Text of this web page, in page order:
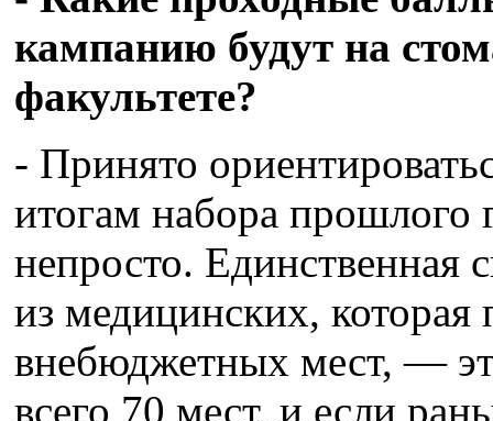
кампанию будут на
факультете?
- Принято
итогам набора прошлого
непросто. Единственная
из медицинских, которая
внебюджетных мест, —
всего 70 мест, и если